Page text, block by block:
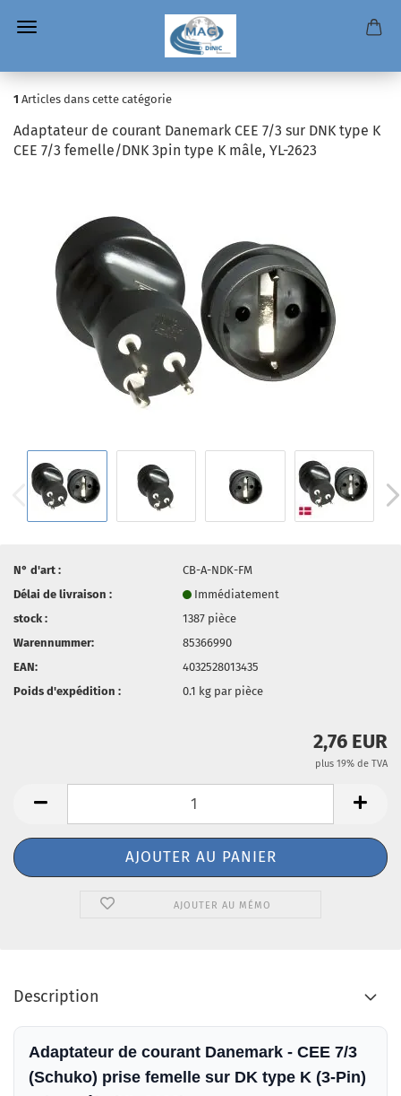
1 Articles dans cette catégorie
Adaptateur de courant Danemark CEE 7/3 sur DNK type K
CEE 7/3 femelle/DNK 3pin type K mâle, YL-2623
N° d'art :
CB-A-NDK-FM
Délai de livraison :
Immédiatement
stock :
1387 pièce
Warennummer:
85366990
EAN:
4032528013435
Poids d'expédition :
0.1 kg par pièce
2,76 EUR
plus 19% de TVA
AJOUTER AU MÉMO
Description
Adaptateur de courant Danemark - CEE 7/3
(Schuko) prise femelle sur DK type K (3-Pin)